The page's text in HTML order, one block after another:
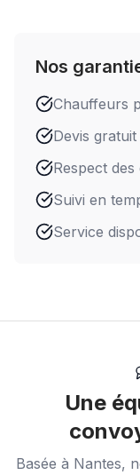
Nos
Chauffeurs
Devis
Respect
Suivi en
Service
Une
Basée à Nantes,